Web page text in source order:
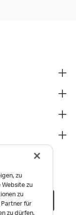
zu
Website zu
zu
Partner für